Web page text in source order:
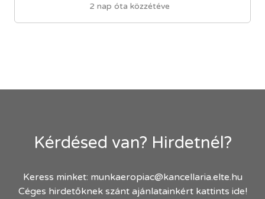
2 nap óta közzétéve
Kérdésed van? Hirdetnél?
Keress minket: munkaeropiac@kancellaria.elte.hu
Céges hirdetőknek szánt ajánlatainkért kattints ide!